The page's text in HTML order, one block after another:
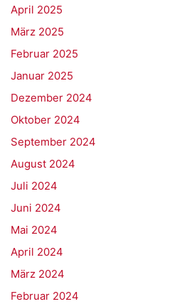
April 2025
März 2025
Februar 2025
Januar 2025
Dezember 2024
Oktober 2024
September 2024
August 2024
Juli 2024
Juni 2024
Mai 2024
April 2024
März 2024
Februar 2024